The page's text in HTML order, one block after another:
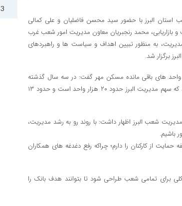
استان البرز با حضور سید محسن فاضلیان و علی کمالی
بازاریابی، محمد رنجبریان معاون مدیریت امور شعب غرب
به منظور تبیین اهداف و سیاست ها و راهبردهای
های باقی مانده مسکن مهر گفت: در سه سال گذشته
حدود ۱۲۱ هزار واحد مسکن مهر در کشور تعیین تکلیف شده اند که سهم مدیریت البرز حدود ۲۰ هزار واحد است و حدود ۱۳
شعب البرز اظهار داشت: با روند رو به رشد مدیریت،
باشیم.
از کارکنان را دارم؛ چراکه رفع دغدغه های همکاران
کلی برای تمامی شعب طراحی شود تا بتوانند هدف بانک را
3